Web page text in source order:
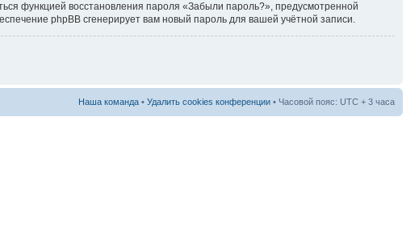
функцией восстановления пароля «Забыли пароль?», предусмотренной
phpBB сгенерирует вам новый пароль для вашей учётной записи.
Наша команда • Удалить cookies конференции • Часовой пояс: UTC + 3 часа